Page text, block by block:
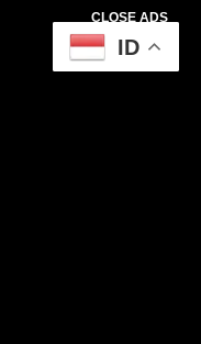
CLOSE ADS
ID